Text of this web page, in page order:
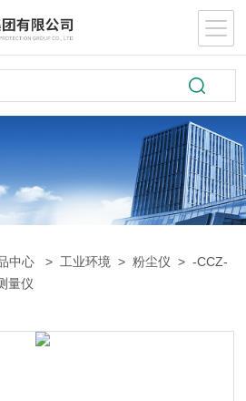
中心 > 工业环境 >粉尘仪 > -CCZ-
量仪